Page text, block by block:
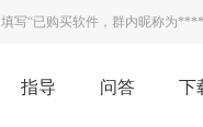
写“已购买软件，群内昵称为
指导 问答 下